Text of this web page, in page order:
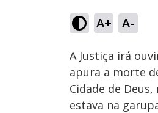
A+ A-
Ativar
Som
A Justiça irá
apura a morte
Cidade de
estava na